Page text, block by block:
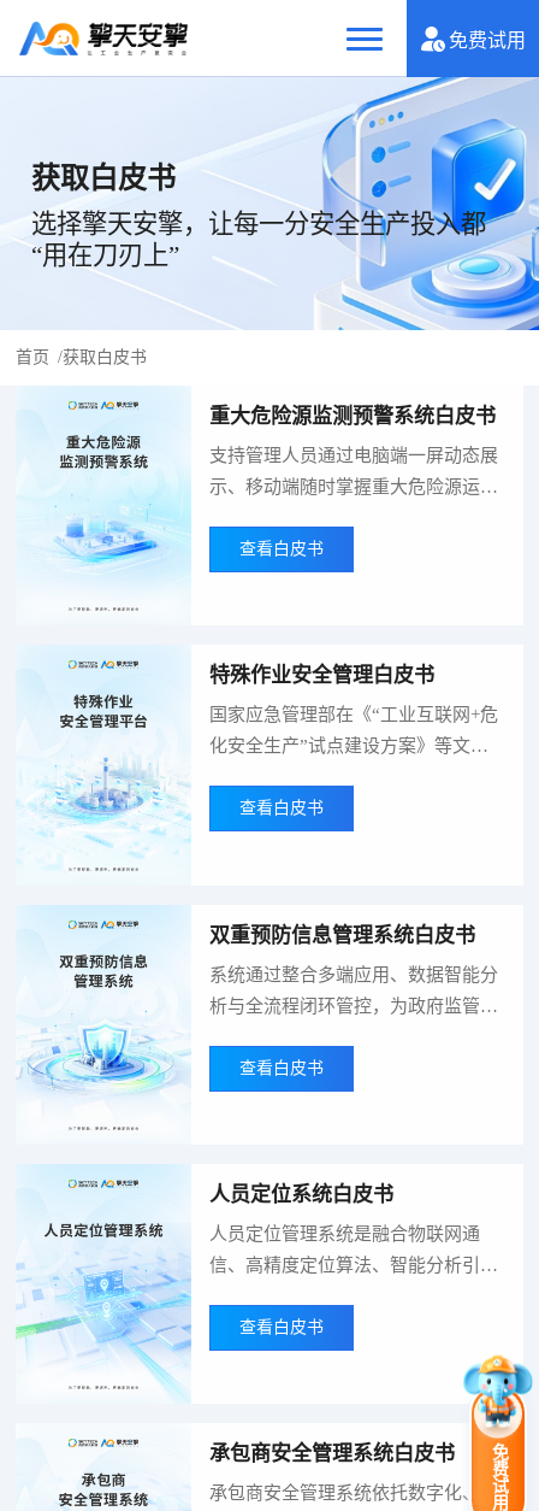
免费试用
获取白皮书
选择擎天安擎，让每一分安全生产投入都
“用在刀刃上”
首页 /获取白皮书
重大危险源监测预警系统白皮书
支持管理人员通过电脑端一屏动态展
示、移动端随时掌握重大危险源运行
预警机制，当参数超出预设安全阈值
置。实现数据实时监测、超标自动预
警、异常智能分析、应急联动处置等
管理场景，杜绝重特大安全事故。
查看白皮书
特殊作业安全管理白皮书
国家应急管理部在《“工业互联网+危
化安全生产”试点建设方案》等文件
管理的数字化、智能化水平，强化特
流程、管控作业风险、追溯作业过
程、强化应急处置、提升管理效能”
的管理工具。
查看白皮书
双重预防信息管理系统白皮书
系统通过整合多端应用、数据智能分
析与全流程闭环管控，为政府监管部
提供全方位、全周期的安全管理解决
查看白皮书
人员定位系统白皮书
人员定位管理系统是融合物联网通
信、高精度定位算法、智能分析引擎
方案，核心依托UWB、蓝牙、GPS/
北斗、RFID等多元定位技术，实现特
定区域内人员位置的实时感知、动态
监控与智能管理，广泛适配矿山、工
厂、医院、园区、校园等多场景需
求，为安全防控、效率提升与精细化
查看白皮书
承包商安全管理系统白皮书
承包商安全管理系统依托数字化、智免费试用